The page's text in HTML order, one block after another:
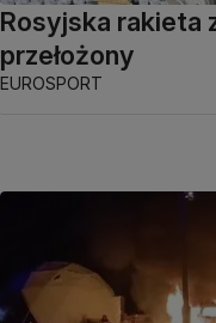
Rosyjska rakieta
przełożony
EUROSPORT